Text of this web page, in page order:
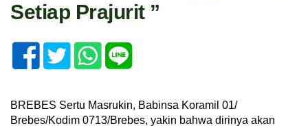
Setiap Prajurit ”
BREBES Sertu Masrukin, Babinsa Koramil 01/
Brebes/Kodim 0713/Brebes, yakin bahwa dirinya akan